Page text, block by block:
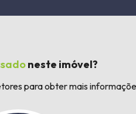
neste imóvel?
para obter mais